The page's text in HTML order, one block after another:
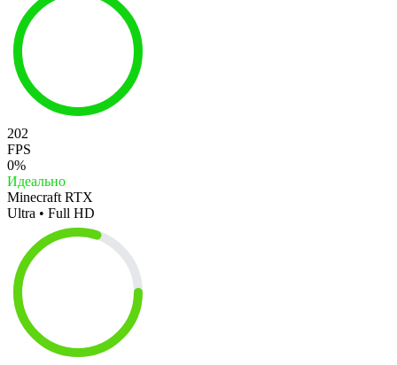
202
FPS
0%
Идеально
Minecraft RTX
Ultra • Full HD